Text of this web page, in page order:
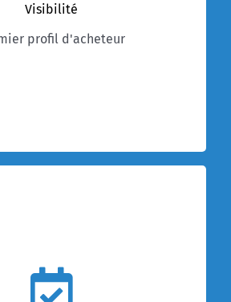
Visibilité
profil d'acheteur
sur tout le territoire.
mode SAAS, une entreprise
horodatés
tracés et horodatés afin de